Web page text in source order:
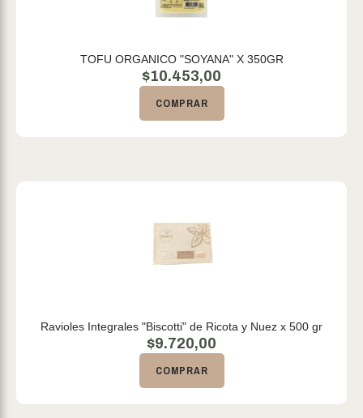
TOFU ORGANICO "SOYANA" X 350GR
$10.453,00
COMPRAR
Ravioles Integrales "Biscotti" de Ricota y Nuez x 500 gr
$9.720,00
COMPRAR